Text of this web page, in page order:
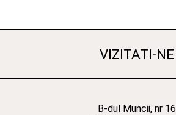
VIZITATI-NE
B-dul Muncii, nr 16